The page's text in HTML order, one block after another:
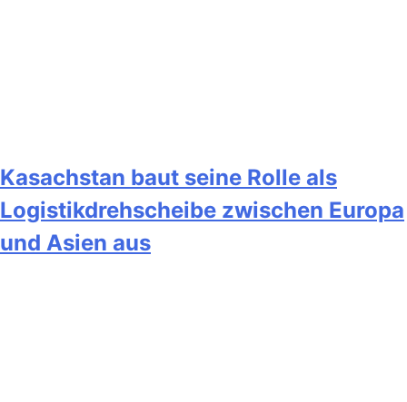
Kasachstan baut seine Rolle als
Logistikdrehscheibe zwischen Europa
und Asien aus